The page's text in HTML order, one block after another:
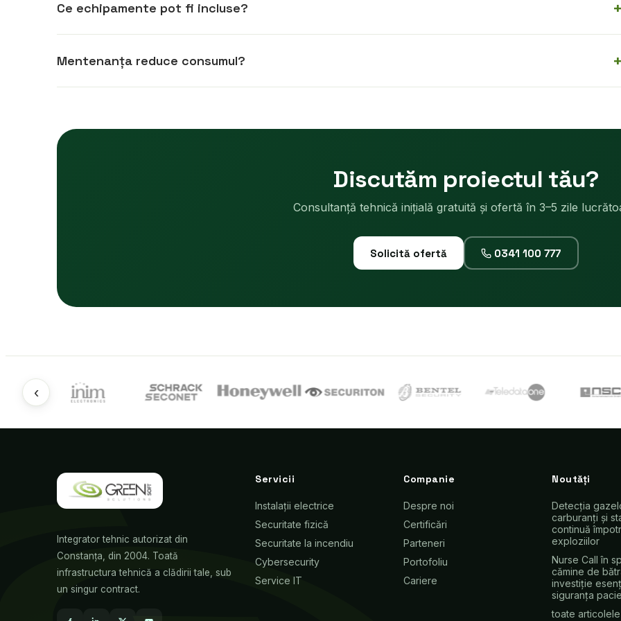
Ce echipamente pot fi incluse?
Mentenanța reduce consumul?
Discutăm proiectul tău?
Consultanță tehnică inițială gratuită și ofertă în 3–5 zile
Solicită ofertă 0341 100 777
‹
Integrator tehnic autorizat din
Constanța, din 2004. Toată
infrastructura tehnică a clădirii tale, sub
un singur contract.
Servicii
Instalații electrice
Securitate fizică
Securitate la incendiu
Cybersecurity
Service IT
Companie
Despre noi
Certificări
Parteneri
Portofoliu
Cariere
Noutăți
Detecția
carburanți și
continuă
exploziilor
Nurse Call în
cămine de
investiție
siguranța
toate